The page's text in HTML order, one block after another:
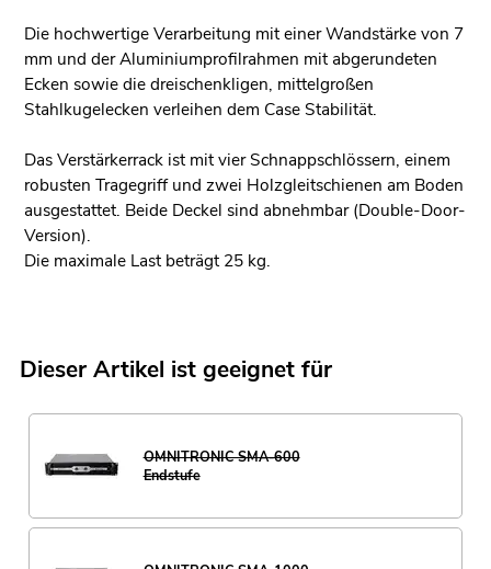
Die hochwertige Verarbeitung mit einer Wandstärke von 7
mm und der Aluminiumprofilrahmen mit abgerundeten
Ecken sowie die dreischenkligen, mittelgroßen
Stahlkugelecken verleihen dem Case Stabilität.
Das Verstärkerrack ist mit vier Schnappschlössern, einem
robusten Tragegriff und zwei Holzgleitschienen am Boden
ausgestattet. Beide Deckel sind abnehmbar (Double-Door-
Version).
Die maximale Last beträgt 25 kg.
Dieser Artikel ist geeignet für
OMNITRONIC SMA-600
Endstufe